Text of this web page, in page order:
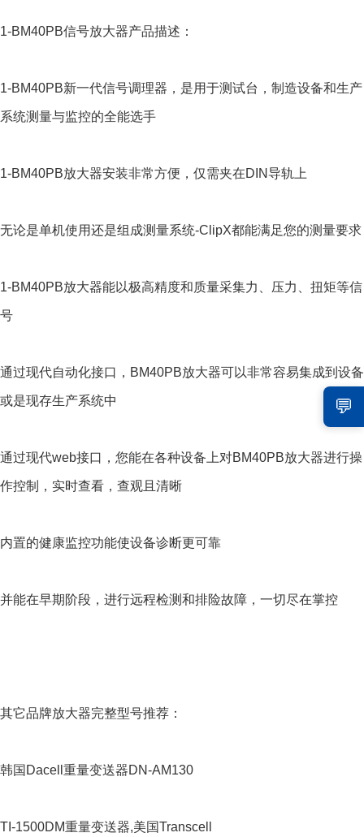
1-BM40PB信号放大器产品描述：
1-BM40PB新一代信号调理器，是用于测试台，制造设备和生产
系统测量与监控的全能选手
1-BM40PB放大器安装非常方便，仅需夹在DIN导轨上
无论是单机使用还是组成测量系统-ClipX都能满足您的测量要求
1-BM40PB放大器能以极高精度和质量采集力、压力、扭矩等信
号
通过现代自动化接口，BM40PB放大器可以非常容易集成到设备
或是现存生产系统中
通过现代web接口，您能在各种设备上对BM40PB放大器进行操
作控制，实时查看，查观且清晰
内置的健康监控功能使设备诊断更可靠
并能在早期阶段，进行远程检测和排险故障，一切尽在掌控
其它品牌放大器完整型号推荐：
韩国Dacell重量变送器DN-AM130
TI-1500DM重量变送器,美国Transcell
💬